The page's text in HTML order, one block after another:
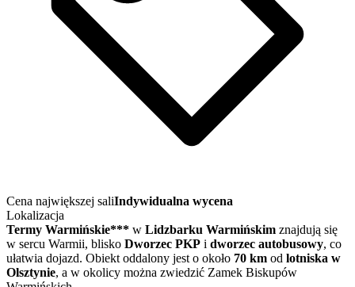
Cena największej saliIndywidualna wycena
Lokalizacja
Termy Warmińskie*** w Lidzbarku Warmińskim znajdują się
w sercu Warmii, blisko Dworzec PKP i dworzec autobusowy, co
ułatwia dojazd. Obiekt oddalony jest o około 70 km od lotniska w
Olsztynie, a w okolicy można zwiedzić Zamek Biskupów